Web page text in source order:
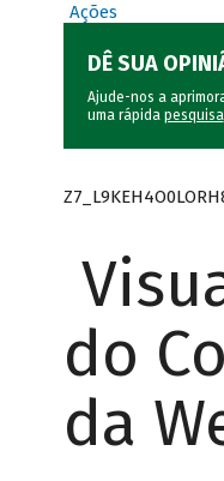
Ações
DÊ SUA
Ajude-nos a
uma rápida pesquisa
do
da